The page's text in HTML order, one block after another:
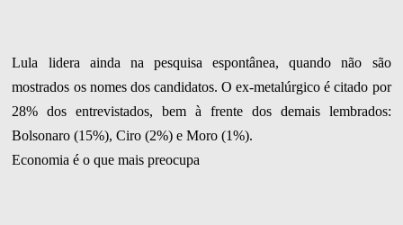
Lula lidera ainda na pesquisa espontânea, quando não são
mostrados os nomes dos candidatos. O ex-metalúrgico é citado por
28% dos entrevistados, bem à frente dos demais lembrados:
Bolsonaro (15%), Ciro (2%) e Moro (1%).
Economia é o que mais preocupa